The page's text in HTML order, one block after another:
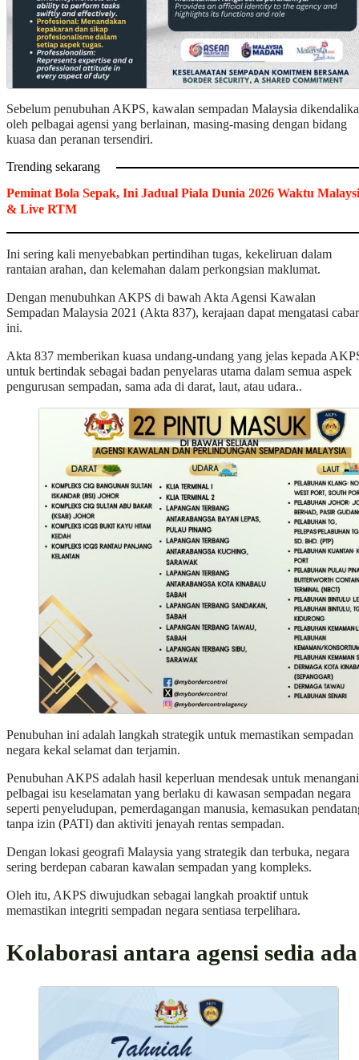
Sebelum penubuhan AKPS, kawalan sempadan Malaysia
oleh pelbagai agensi yang berlainan, masing-masing dengan bidang
kuasa dan peranan tersendiri.
Trending sekarang
Peminat Bola Sepak, Ini Jadual Piala Dunia 2026 Waktu
& Live RTM
Ini sering kali menyebabkan pertindihan tugas, kekeliruan dalam
rantaian arahan, dan kelemahan dalam perkongsian maklumat.
Dengan menubuhkan AKPS di bawah Akta Agensi Kawalan
Sempadan Malaysia 2021 (Akta 837), kerajaan dapat mengatasi
ini.
Akta 837 memberikan kuasa undang-undang yang jelas kepada
untuk bertindak sebagai badan penyelaras utama dalam semua aspek
pengurusan sempadan, sama ada di darat, laut, atau udara..
Penubuhan ini adalah langkah strategik untuk memastikan sempadan
negara kekal selamat dan terjamin.
Penubuhan AKPS adalah hasil keperluan mendesak untuk menangani
pelbagai isu keselamatan yang berlaku di kawasan sempadan negara
seperti penyeludupan, pemerdagangan manusia, kemasukan
tanpa izin (PATI) dan aktiviti jenayah rentas sempadan.
Dengan lokasi geografi Malaysia yang strategik dan terbuka, negara
sering berdepan cabaran kawalan sempadan yang kompleks.
Oleh itu, AKPS diwujudkan sebagai langkah proaktif untuk
memastikan integriti sempadan negara sentiasa terpelihara.
Kolaborasi antara agensi sedia ada